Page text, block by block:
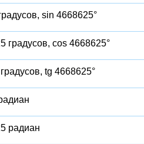
sin 4668625°
градусов, cos 4668625°
tg 4668625°
радиан